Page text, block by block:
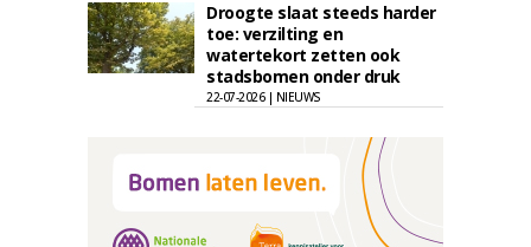
Droogte slaat steeds harder
toe: verzilting en
watertekort zetten ook
stadsbomen onder druk
22-07-2026 | NIEUWS